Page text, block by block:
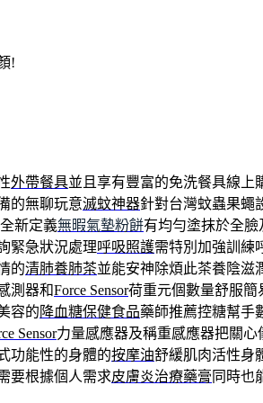
!
外帶餐具並且享有豐富的免洗餐具線上
的無聊玩意滅蚊神器針對台灣蚊蟲果蠅
新定義無暇氣墊粉餅有均勻塗抹於全
緊急狀況處理呼吸照護需特別加強訓練
的清肺養肺茶並能安神除煩此茶養陰滋
測器和Force Sensor荷重元個數量舒服簡
容的 降血糖保健食品藥師推薦控糖幫手
Sensor力量感應器及稱重感應器把關
功能性的身體的按摩油舒緩肌肉活性身
要根據個人需求皮膚炎治療藥膏 同時也